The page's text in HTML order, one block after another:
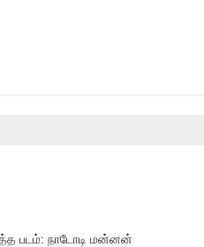
படம்: நாடோடி மன்னன்